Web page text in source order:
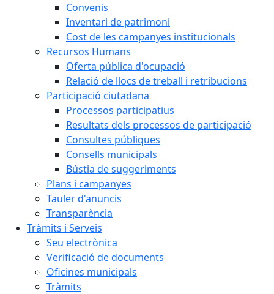
Convenis
Inventari de patrimoni
Cost de les campanyes institucionals
Recursos Humans
Oferta pública d'ocupació
Relació de llocs de treball i retribucions
Participació ciutadana
Processos participatius
Resultats dels processos de participació
Consultes públiques
Consells municipals
Bústia de suggeriments
Plans i campanyes
Tauler d'anuncis
Transparència
Tràmits i Serveis
Seu electrònica
Verificació de documents
Oficines municipals
Tràmits